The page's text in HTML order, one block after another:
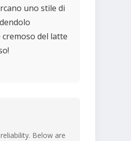
uno stile di
del latte
Below are